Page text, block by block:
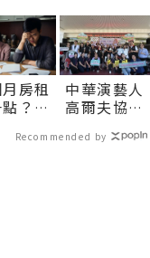
！資
到位
放心∣花蓮
新聞網官方
網站各類新
聞－最快速
的今日新聞
報導 最新的
在地資訊！
房租
？快
三分鐘
中華演藝人
高爾夫協會
林鄉、瑞穗
Recommended by